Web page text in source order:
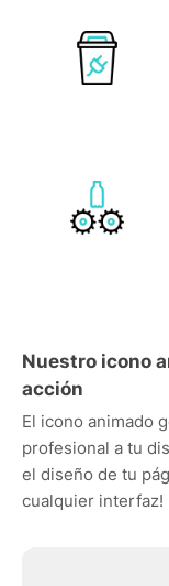
Nuestro icono
acción
El icono animado
profesional a tu
el diseño de tu
cualquier interfaz!